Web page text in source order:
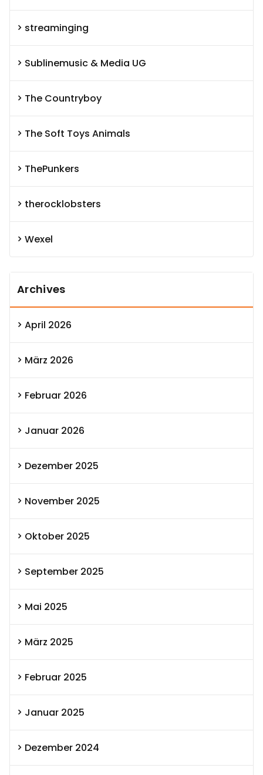
streaminging
Sublinemusic & Media UG
The Countryboy
The Soft Toys Animals
ThePunkers
therocklobsters
Wexel
Archives
April 2026
März 2026
Februar 2026
Januar 2026
Dezember 2025
November 2025
Oktober 2025
September 2025
Mai 2025
März 2025
Februar 2025
Januar 2025
Dezember 2024